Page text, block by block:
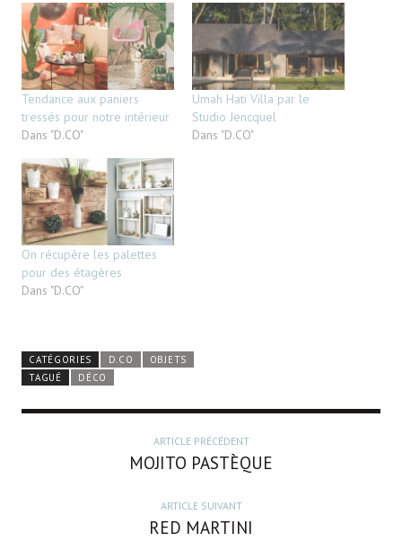
Tendance aux paniers
tressés pour notre intérieur
Dans "D.CO"
Umah Hati Villa par le
Studio Jencquel
Dans "D.CO"
On récupère les palettes
pour des étagères
Dans "D.CO"
CATÉGORIES D.CO
OBJETS
TAGUÉ
DÉCO
ARTICLE PRÉCÉDENT
MOJITO PASTÈQUE
ARTICLE SUIVANT
RED MARTINI